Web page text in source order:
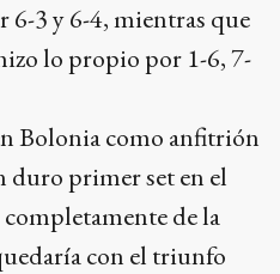
6-3 y 6-4, mientras que
lo propio por 1-6, 7-
Bolonia como anfitrión
duro primer set en el
de la
con el triunfo